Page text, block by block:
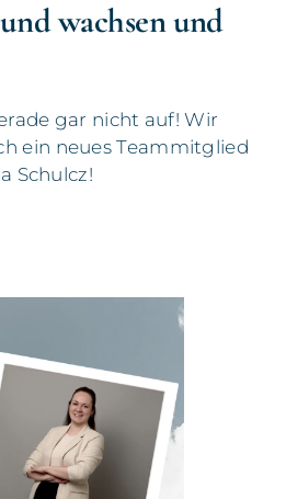
wachsen und
gar nicht auf! Wir
ein neues Teammitglied
Schulcz!